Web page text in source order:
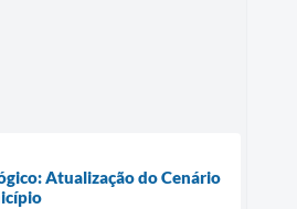
Atualização do Cenário